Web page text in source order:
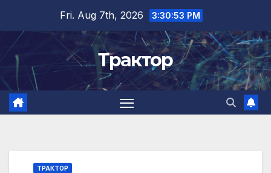
content
Fri. Aug 7th, 2026 3:30:54 PM
Трактор
ТРАКТОР